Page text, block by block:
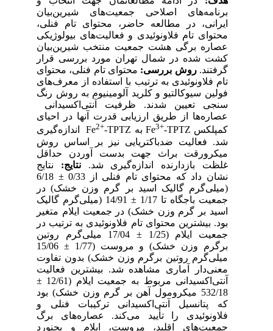
برنامه‌های اصلاحی جمعیت‌های شیرین‌بیان
ایرانی، در مطالعه حاضر، محتوای تام فنلی،
محتوای تام فلاونوئیدی و فعالیت‌های بیولوژیکی
عصاره برگی هشت جمعیت منتخب شیرین‌بیان
کشت شده در شمال تهران مورد بررسی قرار
گرفتند.روش بررسی:محتوای تام فنلی، محتوای
تام فلاونوئیدی به ترتیب با استفاده از معرف‌های
فولین سیوکالتیو و کلرید آلومینیوم به روش رنگ
سنجی تعیین شدند. ظرفیت آنتی‌اکسیدانی
عصاره‌ها از طریق ارزیابی قدرت آنها در احیای
کمپلکس Fe
3+-TPTZ به Fe 2+
-TPTZ اندازه‌گیری
شد. فعالیت ضدباکتریایی نیز بر اساس روش
میکرورقت براث جهت بدست آوردن حداقل
غلظت بازدارنده اندازه‌گیری شد.نتایج:نتایج
نشان داد که محتوای تام فنلی از 0/33 ± 6/18
(میلی‌گرم گالیک اسید بر گرم وزن خشک) در
جمعیت باجگاه تا 1/17 ± 14/91 (میلی‌گرم گالیک
اسید بر گرم وزن خشک) در جمعیت ایلام متغیر
بود. بیشترین محتوای تام فلاونوئیدی به ترتیب در
جمعیت ایلام (1/25 ± 17/04 میلی‌گرم روتین
برگرم وزن خشک) و مروست (1/77 ± 15/06
میلی‌گرم روتین برگرم وزن خشک) بدون تفاوت
معنی‌دار آماری مشاهده شد. بیشترین فعالیت
آنتی‌اکسیدانی مربوط به جمعیت ایلام (12/61 ±
532/18 میکرومول آهن بر گرم وزن خشک) بود
که پتانسیل آنتی‌اکسیدانی ترکیبات فنلی و
فلاونوئیدی را تأیید می‌کند. عصاره‌های برگ
جمعیت‌های اقلید، مروست، ایلام و بجنورد